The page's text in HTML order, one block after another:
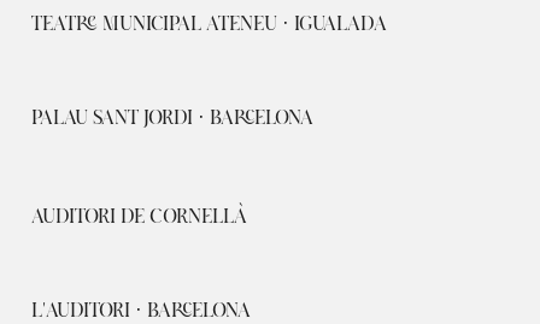
TEATRE MUNICIPAL ATENEU · IGUALADA
PALAU SANT JORDI · BARCELONA
AUDITORI DE CORNELLÀ
L'AUDITORI · BARCELONA